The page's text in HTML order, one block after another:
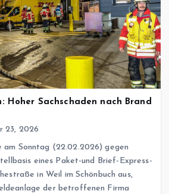
Hoher Sachschaden nach Brand
23, 2026
am Sonntag (22.02.2026) gegen
eines Paket-und Brief-Express-
in Weil im Schönbuch aus,
der betroffenen Firma